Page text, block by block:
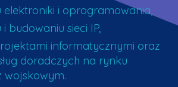
i oprogramowania,
budowaniu sieci IP,
informatycznymi oraz
doradczych na rynku
wojskowym.